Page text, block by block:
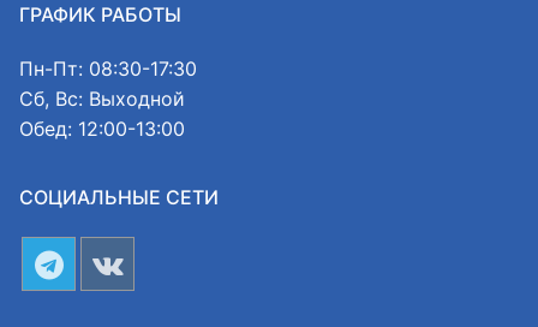
ГРАФИК РАБОТЫ
Пн-Пт: 08:30-17:30
Сб, Вс: Выходной
Обед: 12:00-13:00
СОЦИАЛЬНЫЕ СЕТИ